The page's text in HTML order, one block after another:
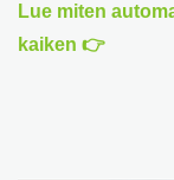
Lue miten
kaiken 👉